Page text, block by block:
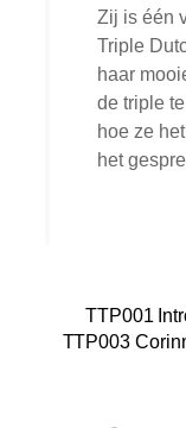
Zij is één
Triple
haar
de triple
hoe ze
het
TTP001
TTP003